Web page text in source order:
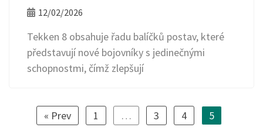
12/02/2026
Tekken 8 obsahuje řadu balíčků postav, které
představují nové bojovníky s jedinečnými
schopnostmi, čímž zlepšují
« Prev 1 … 3 4 5